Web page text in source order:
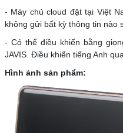
- Máy chủ cloud đặt tại Việt
không gửi bất kỳ thông tin nào
- Có thể điều khiển bằng
JAVIS. Điều khiển tiếng Anh
Hình ảnh sản phẩm: